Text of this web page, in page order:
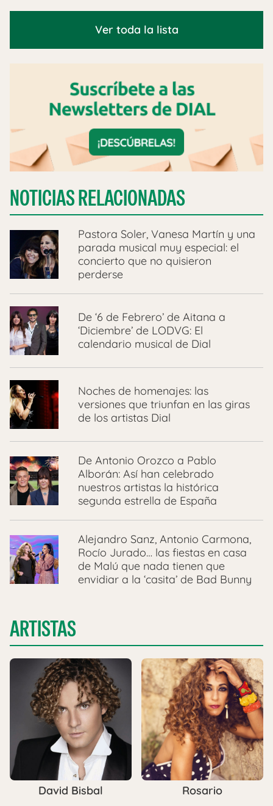
Ver toda la lista
NOTICIAS RELACIONADAS
Pastora Soler, Vanesa Martín y una
parada musical muy especial: el
concierto que no quisieron
perderse
De ‘6 de Febrero’ de Aitana a
‘Diciembre’ de LODVG: El
calendario musical de Dial
Noches de homenajes: las
versiones que triunfan en las giras
de los artistas Dial
De Antonio Orozco a Pablo
Alborán: Así han celebrado
nuestros artistas la histórica
segunda estrella de España
Alejandro Sanz, Antonio Carmona,
Rocío Jurado… las fiestas en casa
de Malú que nada tienen que
envidiar a la ‘casita’ de Bad Bunny
ARTISTAS
David Bisbal Rosario